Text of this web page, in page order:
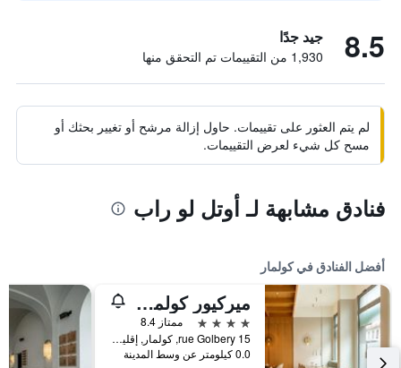
8.5 جيد جدًا
1,930 من التقييمات تم التحقق منها
لم يتم العثور على تقييمات. حاول إزالة مرشح أو تغيير بحثك أو
مسح كل شيء لعرض التقييمات.
فنادق مشابهة لـ أوتل لو راب
أفضل الفنادق في كولمار
ميركيور كولمار سنتر أنترليندين
4 نجوم
ممتاز 8.4
15 rue Golbery, كولمار, إقليم الراين الأعلى, فرنسا
0.0 كيلومتر عن وسط المدينة